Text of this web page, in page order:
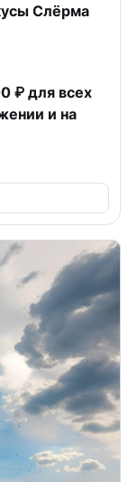
Слёрма
₽ для всех
и на